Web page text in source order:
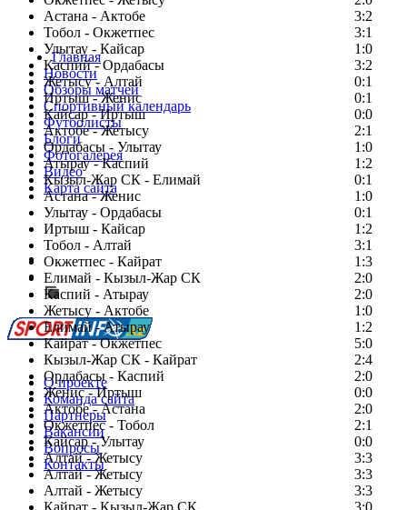
Астана - Актобе
3:2
Тобол - Окжетпес
3:1
Улытау - Кайсар
1:0
Каспий - Ордабасы
3:2
Жетысу - Алтай
0:1
Иртыш - Женис
0:1
Кайсар - Иртыш
0:0
Актобе - Жетысу
2:1
Ордабасы - Улытау
1:0
Атырау - Каспий
1:2
Кызыл-Жар СК - Елимай
0:1
Астана - Женис
1:0
Улытау - Ордабасы
0:1
Иртыш - Кайсар
1:2
Тобол - Алтай
3:1
Окжетпес - Кайрат
1:3
Елимай - Кызыл-Жар СК
2:0
Каспий - Атырау
2:0
Жетысу - Актобе
1:0
Елимай - Атырау
1:2
Кайрат - Окжетпес
5:0
Кызыл-Жар СК - Кайрат
2:4
Ордабасы - Каспий
2:0
Женис - Иртыш
0:0
Актобе - Астана
2:0
Окжетпес - Тобол
2:1
Кайсар - Улытау
0:0
Алтай - Жетысу
3:3
Алтай - Жетысу
3:3
Алтай - Жетысу
3:3
Главная
Новости
Обзоры матчей
Спортивный календарь
Футболисты
Блоги
Фотогалерея
Видео
Карта сайта
Есть идея?
Сообщить о мероприятии
Перейти на старый сайт
О проекте
Команда сайта
Партнеры
Вакансии
Вопросы
Контакты